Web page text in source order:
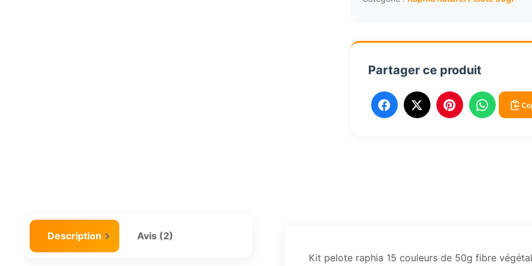
50g
Partager ce produit
Description
Avis (2)
Kit pelote raphia 15 couleurs de 50g fibre